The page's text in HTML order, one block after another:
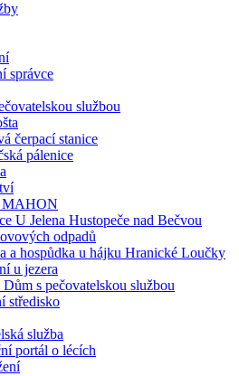
správce
službou
čerpací stanice
pálenice
MAHON
U Jelena Hustopeče nad Bečvou
odpadů
a hospůdka u hájku Hranické Loučky
u jezera
s pečovatelskou službou
středisko
služba
portál o lécích